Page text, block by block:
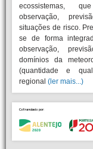
ecossistemas,
observação,
situações de risco.
se de forma
observação,
domínios da
(quantidade e
regional (ler mais...)